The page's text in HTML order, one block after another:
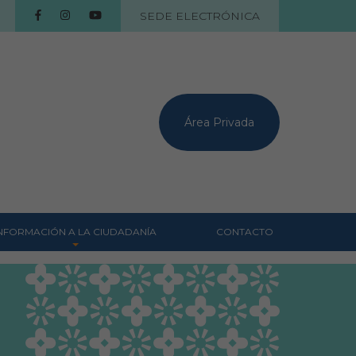
SEDE ELECTRÓNICA
Área Privada
A LA CIUDADANÍA
Centros veterinarios
Colegiados
Consejos para tus
mascotas
CONTACTO